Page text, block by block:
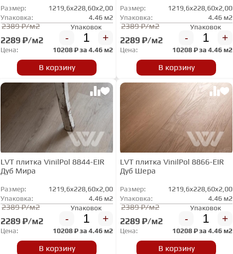
Размер:
1219,6x228,60x2,00
Упаковка:
4.46 м2
2389 ₽/м2
2289 ₽/м2
Упаковок
- +
Цена: 10208₽ за4.46 м2
В корзину
Размер:
1219,6x228,60x2,00
Упаковка:
4.46 м2
2389 ₽/м2
2289 ₽/м2
Упаковок
- +
Цена: 10208₽ за4.46 м2
В корзину
LVT плитка VinilPol 8844-EIR
Дуб Мира
Размер:
1219,6x228,60x2,00
Упаковка:
4.46 м2
2389 ₽/м2
2289 ₽/м2
Упаковок
- +
Цена: 10208₽ за4.46 м2
В корзину
LVT плитка VinilPol 8866-EIR
Дуб Шера
Размер:
1219,6x228,60x2,00
Упаковка:
4.46 м2
2389 ₽/м2
2289 ₽/м2
Упаковок
- +
Цена: 10208₽ за4.46 м2
В корзину